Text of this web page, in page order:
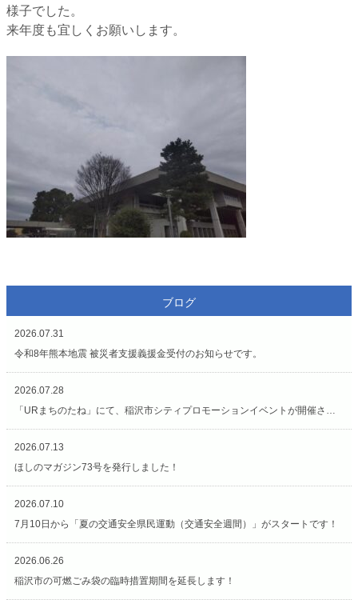
様子でした。
来年度も宜しくお願いします。
ブログ
2026.07.31
令和8年熊本地震 被災者支援義援金受付のお知らせです。
2026.07.28
「URまちのたね」にて、稲沢市シティプロモーションイベントが開催されています（7/27〜8/2）
2026.07.13
ほしのマガジン73号を発行しました！
2026.07.10
7月10日から「夏の交通安全県民運動（交通安全週間）」がスタートです！
2026.06.26
稲沢市の可燃ごみ袋の臨時措置期間を延長します！